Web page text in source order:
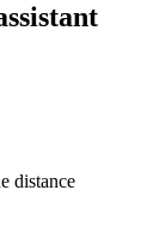
distance